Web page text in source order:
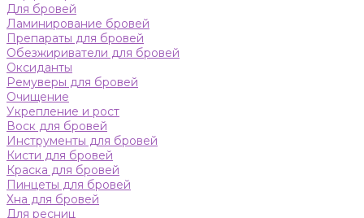
Для бровей
Ламинирование бровей
Препараты для бровей
Обезжириватели для бровей
Оксиданты
Ремуверы для бровей
Очищение
Укрепление и рост
Воск для бровей
Инструменты для бровей
Кисти для бровей
Краска для бровей
Пинцеты для бровей
Хна для бровей
Для ресниц